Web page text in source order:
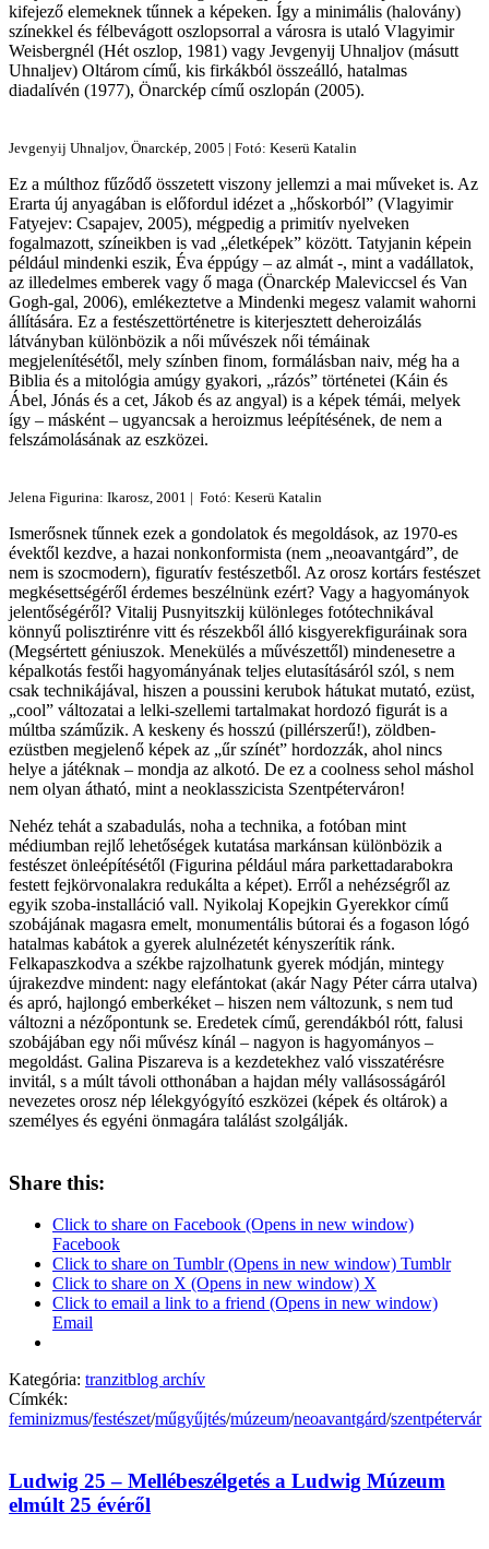
kifejező elemeknek tűnnek a képeken. Így a minimális (halovány)
színekkel és félbevágott oszlopsorral a városra is utaló Vlagyimir
Weisbergnél (Hét oszlop, 1981) vagy Jevgenyij Uhnaljov (másutt
Uhnaljev) Oltárom című, kis firkákból összeálló, hatalmas
diadalívén (1977), Önarckép című oszlopán (2005).
Jevgenyij Uhnaljov, Önarckép, 2005 | Fotó: Keserü Katalin
Ez a múlthoz fűződő összetett viszony jellemzi a mai műveket is. Az
Erarta új anyagában is előfordul idézet a „hőskorból” (Vlagyimir
Fatyejev: Csapajev, 2005), mégpedig a primitív nyelveken
fogalmazott, színeikben is vad „életképek” között. Tatyjanin képein
például mindenki eszik, Éva éppúgy – az almát -, mint a vadállatok,
az illedelmes emberek vagy ő maga (Önarckép Maleviccsel és Van
Gogh-gal, 2006), emlékeztetve a Mindenki megesz valamit wahorni
állítására. Ez a festészettörténetre is kiterjesztett deheroizálás
látványban különbözik a női művészek női témáinak
megjelenítésétől, mely színben finom, formálásban naiv, még ha a
Biblia és a mitológia amúgy gyakori, „rázós” történetei (Káin és
Ábel, Jónás és a cet, Jákob és az angyal) is a képek témái, melyek
így – másként – ugyancsak a heroizmus leépítésének, de nem a
felszámolásának az eszközei.
Jelena Figurina: Ikarosz, 2001 | Fotó: Keserü Katalin
Ismerősnek tűnnek ezek a gondolatok és megoldások, az 1970-es
évektől kezdve, a hazai nonkonformista (nem „neoavantgárd”, de
nem is szocmodern), figuratív festészetből. Az orosz kortárs festészet
megkésettségéről érdemes beszélnünk ezért? Vagy a hagyományok
jelentőségéről? Vitalij Pusnyitszkij különleges fotótechnikával
könnyű polisztirénre vitt és részekből álló kisgyerekfiguráinak sora
(Megsértett géniuszok. Menekülés a művészettől) mindenesetre a
képalkotás festői hagyományának teljes elutasításáról szól, s nem
csak technikájával, hiszen a poussini kerubok hátukat mutató, ezüst,
„cool” változatai a lelki-szellemi tartalmakat hordozó figurát is a
múltba száműzik. A keskeny és hosszú (pillérszerű!), zöldben-
ezüstben megjelenő képek az „űr színét” hordozzák, ahol nincs
helye a játéknak – mondja az alkotó. De ez a coolness sehol máshol
nem olyan átható, mint a neoklasszicista Szentpéterváron!
Nehéz tehát a szabadulás, noha a technika, a fotóban mint
médiumban rejlő lehetőségek kutatása markánsan különbözik a
festészet önleépítésétől (Figurina például mára parkettadarabokra
festett fejkörvonalakra redukálta a képet). Erről a nehézségről az
egyik szoba-installáció vall. Nyikolaj Kopejkin Gyerekkor című
szobájának magasra emelt, monumentális bútorai és a fogason lógó
hatalmas kabátok a gyerek alulnézetét kényszerítik ránk.
Felkapaszkodva a székbe rajzolhatunk gyerek módján, mintegy
újrakezdve mindent: nagy elefántokat (akár Nagy Péter cárra utalva)
és apró, hajlongó emberkéket – hiszen nem változunk, s nem tud
változni a nézőpontunk se. Eredetek című, gerendákból rótt, falusi
szobájában egy női művész kínál – nagyon is hagyományos –
megoldást. Galina Piszareva is a kezdetekhez való visszatérésre
invitál, s a múlt távoli otthonában a hajdan mély vallásosságáról
nevezetes orosz nép lélekgyógyító eszközei (képek és oltárok) a
személyes és egyéni önmagára találást szolgálják.
Share this:
Click to share on Facebook (Opens in new window)
Facebook
Click to share on Tumblr (Opens in new window) Tumblr
Click to share on X (Opens in new window) X
Click to email a link to a friend (Opens in new window)
Email
Kategória: tranzitblog archív
Címkék:
feminizmus/festészet/műgyűjtés/múzeum/neoavantgárd/szentpétervár
Ludwig 25 – Mellébeszélgetés a Ludwig Múzeum
elmúlt 25 évéről